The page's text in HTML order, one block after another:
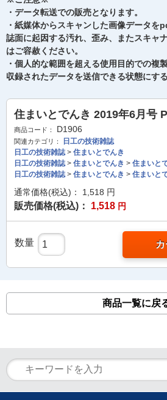
・データ転送での販売となります。
・紙媒体からスキャンした画像データを
誌面に起因する汚れ、歪み、またスキャ
はご容赦ください。
・個人的な範囲を超える使用目的での複
収録されたデータを送信できる状態にす
住まいとでんき 2019年6月号
商品コード： D1906
関連カテゴリ：
日工の技術雑誌
日工の技術雑誌> 住まいとでんき
日工の技術雑誌> 住まいとでんき > 住まいと
日工の技術雑誌> 住まいとでんき > 住まいと
通常価格(税込)： 1,518 円
販売価格(税込)： 1,518 円
数量
商品一覧に戻